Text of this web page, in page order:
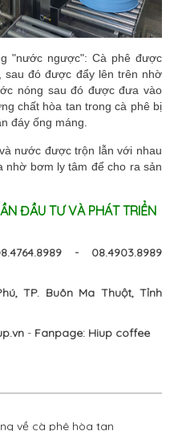
"nước ngược": Cà phê được
sau đó được đẩy lên trên nhờ
nóng sau đó được đưa vào
chất hòa tan trong cà phê bị
đáy ống máng.
nước được trộn lẫn với nhau
nhờ bơm ly tâm để cho ra sản
ĐẦU TƯ VÀ PHÁT TRIỂN
- 08.4903.8989
TP. Buôn Ma Thuột, Tỉnh
​ - Fanpage: Hiup coffee
về cà phê hòa tan